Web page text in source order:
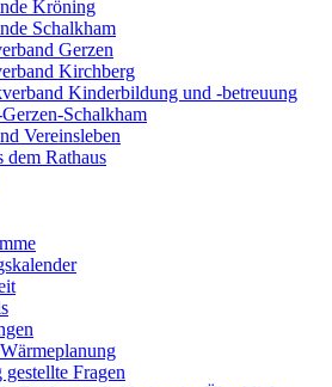
Kröning
Schalkham
Gerzen
Kirchberg
Kinderbildung und -betreuung
Schalkham
Vereinsleben
dem Rathaus
Fragen